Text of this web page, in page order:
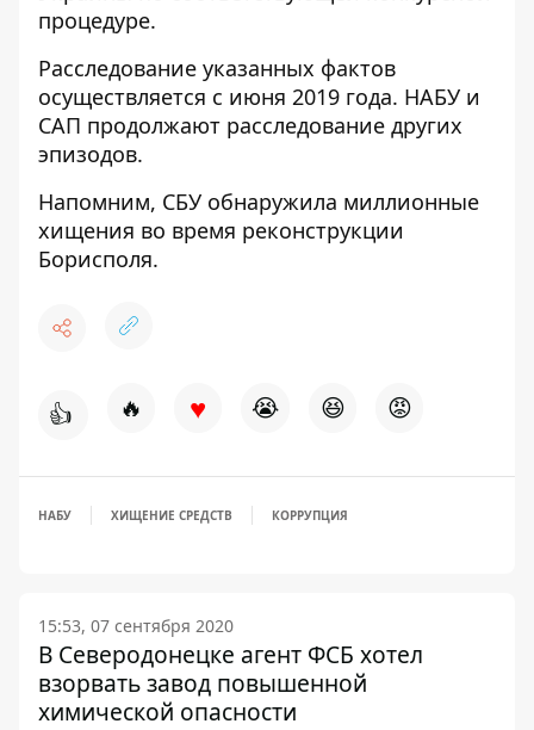
процедуре.
Расследование указанных фактов
осуществляется с июня 2019 года. НАБУ и
САП продолжают расследование других
эпизодов.
Напомним, СБУ обнаружила миллионные
хищения во время реконструкции
Борисполя.
👍 🔥 ♥ 😭 😆 😡
НАБУ ХИЩЕНИЕ СРЕДСТВ КОРРУПЦИЯ
15:53, 07 сентября 2020
В Северодонецке агент ФСБ хотел
взорвать завод повышенной
химической опасности